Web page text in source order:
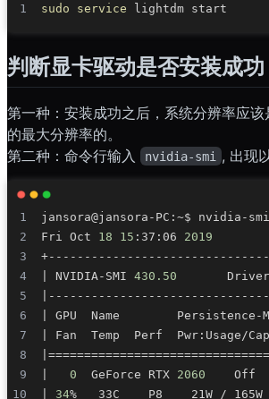
sudo service
判断显卡驱动是否安装成功
第一种：安装成功之后，系统分辨率应
的最大分辨率的。
第二种：命令行输入
nvidia-smi , 出现
Fri Oct 18 15 :37:06 2019
NVIDIA-SMI 430.50
GPU  Name        Persistence-M
Fan  Temp  Perf  Pwr:Usage/Cap
===============================
0
  GeForce RTX
2060
    Off
34%   33C    P8    21W / 165W